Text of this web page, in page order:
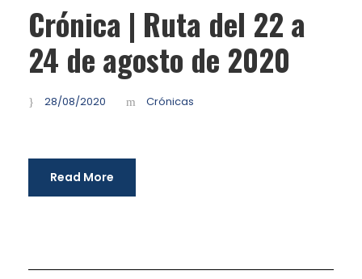
Crónica | Ruta del 22 a
24 de agosto de 2020
28/08/2020 Crónicas
Read More